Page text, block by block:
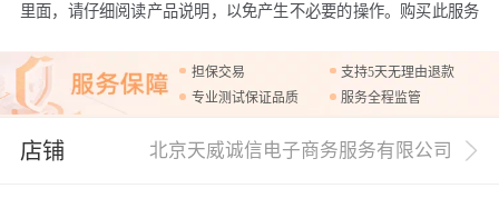
里面，请仔细阅读产品说明，以免产生不必要的操作。购买此服务
担保交易
支持5天无理由退款
专业测试保证品质
服务全程监管
店铺 北京天威诚信电子商务服务有限公司